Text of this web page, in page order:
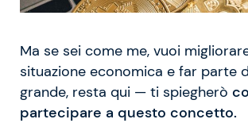
Ma se sei come me, vuoi
situazione economica e far parte
grande, resta qui — ti spiegherò
partecipare a questo concetto.